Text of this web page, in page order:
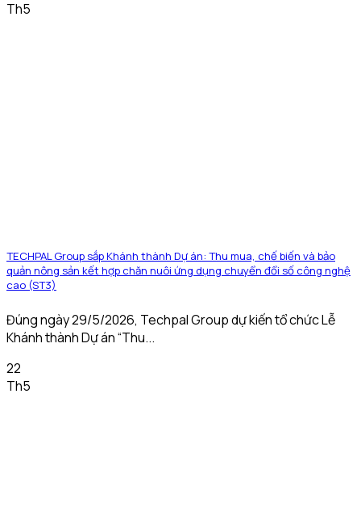
Th5
TECHPAL Group sắp Khánh thành Dự án: Thu mua, chế biến và bảo
quản nông sản kết hợp chăn nuôi ứng dụng chuyển đổi số công nghệ
cao (ST3)
Đúng ngày 29/5/2026, Techpal Group dự kiến tổ chức Lễ
Khánh thành Dự án “Thu...
22
Th5